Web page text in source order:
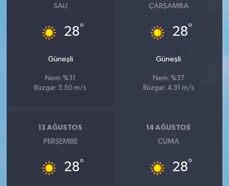
SALI
28°
Güneşli
Nem: %31
Rüzgar: 5.50 m/s
ÇARŞAMBA
28°
Güneşli
Nem: %37
Rüzgar: 4.31 m/s
13 AĞUSTOS
PERŞEMBE
28°
14 AĞUSTOS
CUMA
28°